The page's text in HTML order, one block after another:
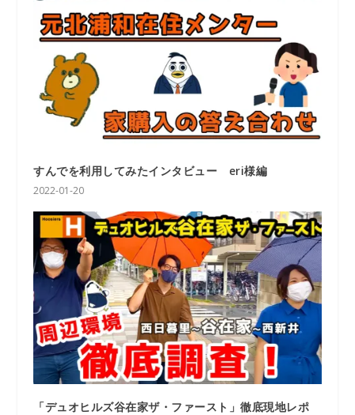
すんでを利用してみたインタビュー eri様編
2022-01-20
「デュオヒルズ谷在家ザ・ファースト」徹底現地レポ